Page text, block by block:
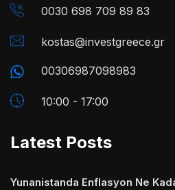
0030 698 709 89 83
kostas@investgreece.gr
00306987098983
10:00 - 17:00
Latest Posts
Yunanistanda Enflasyon Ne